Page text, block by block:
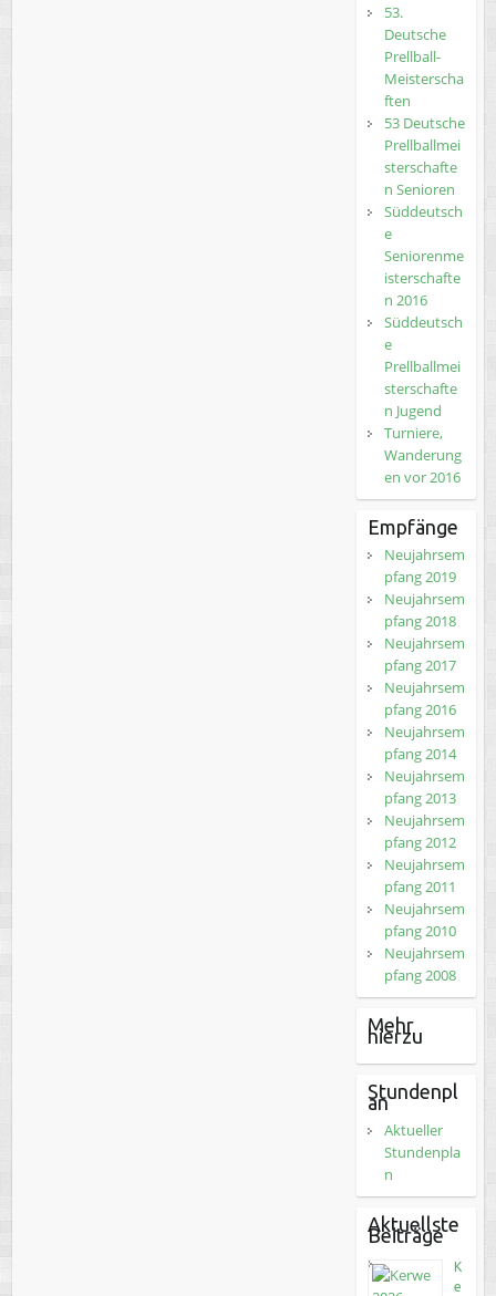
53.
Deutsche
Prellball-
Meisterscha
ften
53 Deutsche
Prellballmei
sterschafte
n Senioren
Süddeutsch
e
Seniorenme
isterschafte
n 2016
Süddeutsch
e
Prellballmei
sterschafte
n Jugend
Turniere,
Wanderung
en vor 2016
Empfänge
Neujahrsem
pfang 2019
Neujahrsem
pfang 2018
Neujahrsem
pfang 2017
Neujahrsem
pfang 2016
Neujahrsem
pfang 2014
Neujahrsem
pfang 2013
Neujahrsem
pfang 2012
Neujahrsem
pfang 2011
Neujahrsem
pfang 2010
Neujahrsem
pfang 2008
Mehr
hierzu
Stundenpl
an
Aktueller
Stundenpla
n
Aktuellste
Beiträge
K
e